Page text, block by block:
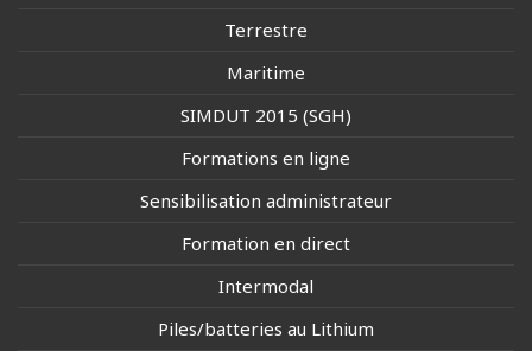
Terrestre
Maritime
SIMDUT 2015 (SGH)
Formations en ligne
Sensibilisation administrateur
Formation en direct
Intermodal
Piles/batteries au Lithium